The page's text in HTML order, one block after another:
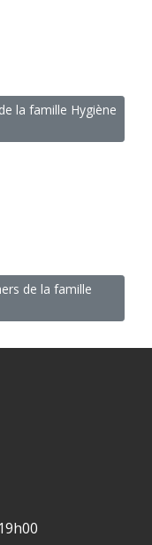
la famille Hygiène
de la famille